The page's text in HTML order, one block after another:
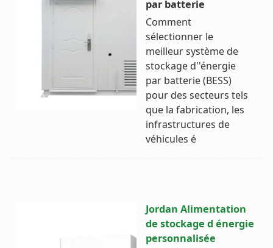
par batterie
Comment
sélectionner le
meilleur système de
stockage d''énergie
par batterie (BESS)
pour des secteurs tels
que la fabrication, les
infrastructures de
véhicules é
Jordan Alimentation
de stockage d énergie
personnalisée